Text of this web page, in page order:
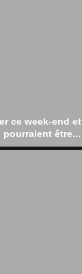
ce week-end et
être...